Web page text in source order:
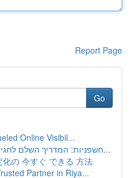
Report Page
Go
Online Visibil...
חשפניות: המדריך השלם לחגיגת מסיבת רווקים בלתי נ...
の 今すぐ できる 方法
Partner in Riya...